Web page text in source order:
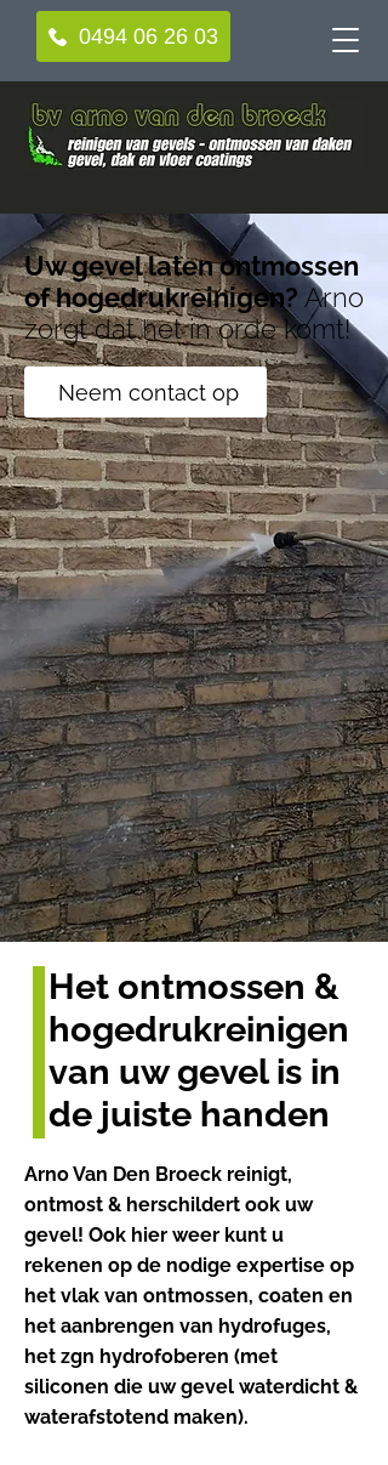
0494 06 26 03
Uw gevel laten ontmossen
of hogedrukreinigen? Arno
zorgt dat het in orde komt!
Neem contact op
Het ontmossen &
hogedrukreinigen
van uw gevel is in
de juiste handen
Arno Van Den Broeck reinigt,
ontmost & herschildert ook uw
gevel! Ook hier weer kunt u
rekenen op de nodige expertise op
het vlak van ontmossen, coaten en
het aanbrengen van hydrofuges,
het zgn hydrofoberen (met
siliconen die uw gevel waterdicht &
waterafstotend maken).